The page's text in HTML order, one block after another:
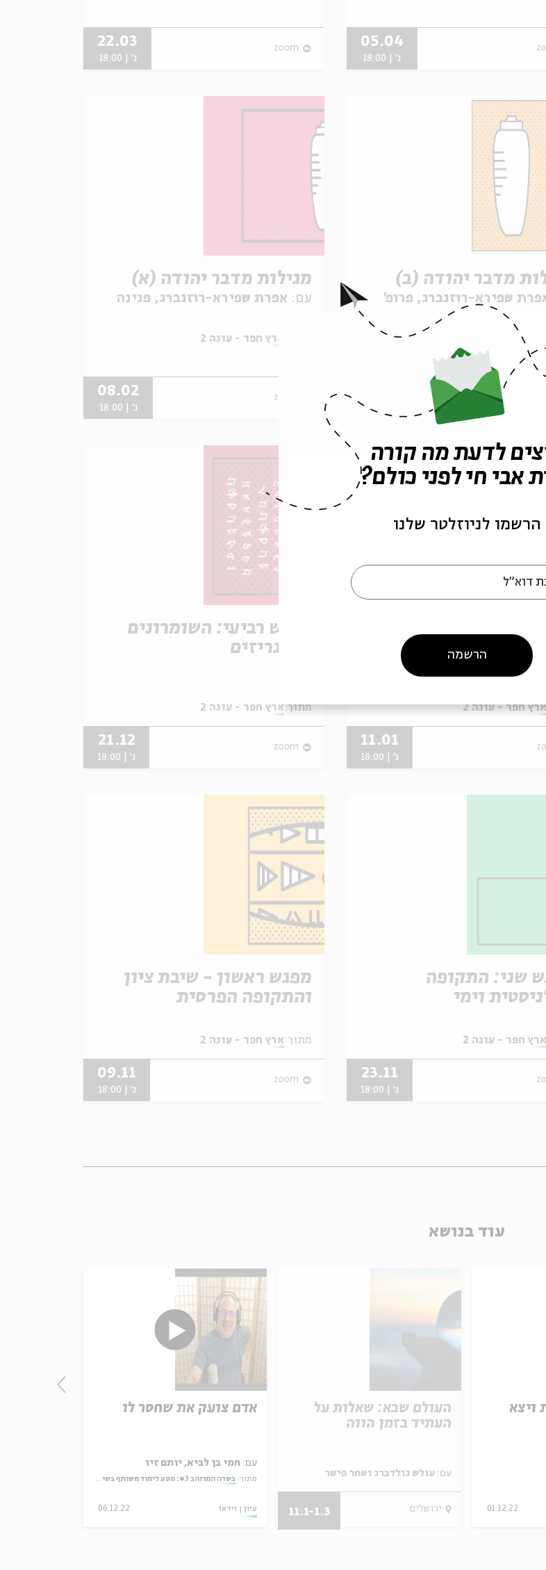
05.04
ג' | 18:00
zoom
22.03
ג' | 18:00
מדבר יהודה (ב)
שפירא-רוזנברג, פרופ'
מזרחי
ארץ חפר - עונה 2
מגילות מדבר יהודה (א)
עם: אפרת שפירא-רוזנברג, פנינה
ארץ חפר - עונה 2
zoom
08.02
ג' | 18:00
אפרת שפירא-רוזנברג, ד"ר
חפר - עונה 2
11.01
ג' | 18:00
מפגש רביעי: השומרונים
והר גריזים
מתוך: ארץ חפר - עונה 2
zoom
21.12
ג' | 18:00
שני: התקופה
וימי
ארץ חפר - עונה 2
23.11
ג' | 18:00
מפגש ראשון - שיבת ציון
והתקופה הפרסית
מתוך: ארץ חפר - עונה 2
zoom
09.11
ג' | 18:00
עוד בנושא
אדם צועק את שחסר לו
עם: חמי בן לביא, יותם זיו
מתוך: בשדה המוזהב #3: מסע לימוד משותף בשיריו והגותו של מאיר אריאל
עיון וידאו 06.12.22
העולם שבא: שאלות על
העתיד בזמן הווה
עם: עולש גולדברג ושחר פישר
ירושלים 11.1-1.3
ויצא
01.12.22
לדעת מה קורה
אבי חי לפני כולם?
הרשמו לניוזלטר שלנו
דוא"ל
הרשמה